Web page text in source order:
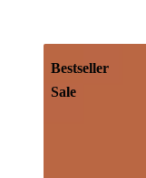
Bestseller
Sale